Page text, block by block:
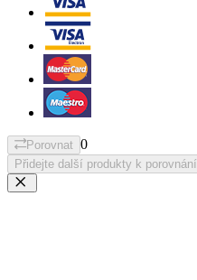
Porovnat 0
Přidejte další produkty k porovnání